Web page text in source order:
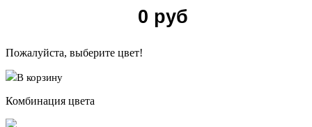
0 руб
Пожалуйста, выберите цвет!
В корзину
Комбинация цвета